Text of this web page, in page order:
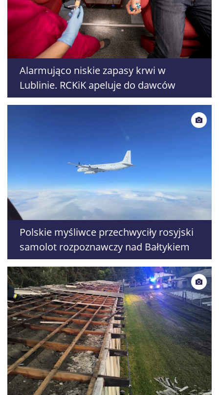
Alarmująco niskie zapasy krwi w
Lublinie. RCKiK apeluje do dawców
Polskie myśliwce przechwyciły rosyjski
samolot rozpoznawczy nad Bałtykiem